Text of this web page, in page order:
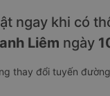
ngay khi có
Liêm ngày
thay đổi tuyến